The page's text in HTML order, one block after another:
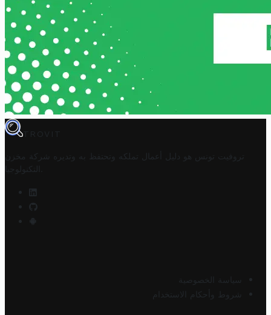
TROVIT
تروفيت تونس هو دليل أعمال تملكه وتحتفظ به وتديره
شركة مخزن
التكنولوجيا
سياسة الخصوصية
شروط وأحكام الاستخدام